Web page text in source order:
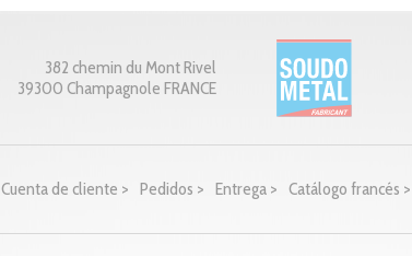
382 chemin du Mont Rivel
39300 Champagnole FRANCE
Cuenta de cliente > Pedidos > Entrega > Catálogo francés >